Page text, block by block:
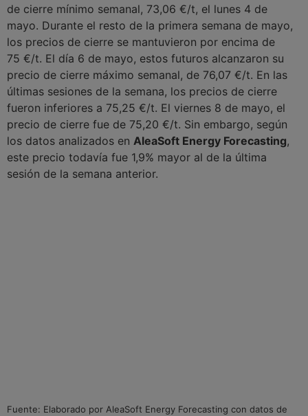
de cierre mínimo semanal, 73,06 €/t, el lunes 4 de
mayo. Durante el resto de la primera semana de mayo,
los precios de cierre se mantuvieron por encima de
75 €/t. El día 6 de mayo, estos futuros alcanzaron su
precio de cierre máximo semanal, de 76,07 €/t. En las
últimas sesiones de la semana, los precios de cierre
fueron inferiores a 75,25 €/t. El viernes 8 de mayo, el
precio de cierre fue de 75,20 €/t. Sin embargo, según
los datos analizados en AleaSoft Energy Forecasting,
este precio todavía fue 1,9% mayor al de la última
sesión de la semana anterior.
Fuente: Elaborado por AleaSoft Energy Forecasting con datos de